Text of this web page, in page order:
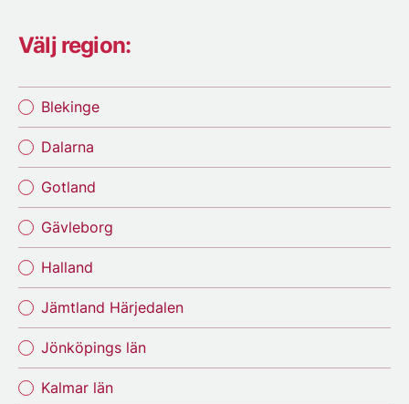
Välj region:
Blekinge
Dalarna
Gotland
Gävleborg
Halland
Jämtland Härjedalen
Jönköpings län
Kalmar län